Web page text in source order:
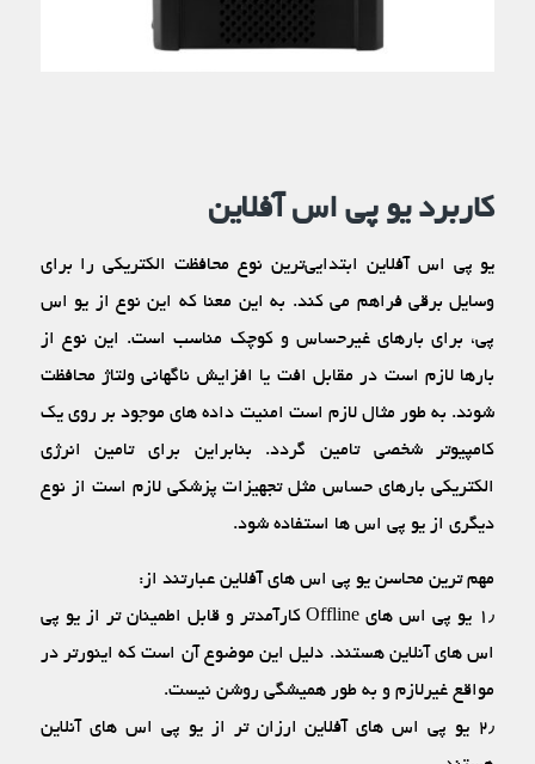
کاربرد یو پی اس آفلاین
یو پی اس آفلاین ابتدایی‌‏ترین نوع محافظت الکتریکی را برای
وسایل برقی فراهم می‏ کند. به این معنا که این نوع از یو اس
پی، برای بارهای غیرحساس و کوچک مناسب است. این نوع از
بارها لازم است در مقابل افت یا افزایش ناگهانی ولتاژ محافظت
شوند. به طور مثال لازم است امنیت داده‏ های موجود بر روی یک
کامپیوتر شخصی تامین گردد. بنابراین برای تامین انرژی
الکتریکی بارهای حساس مثل تجهیزات پزشکی لازم است از نوع
دیگری از یو پی اس ها استفاده شود.
مهم ترین محاسن یو پی اس های آفلاین عبارتند از:
۱٫ یو پی اس های Offline کارآمدتر و قابل اطمینان ‏تر از یو پی
اس های آنلاین هستند. دلیل این موضوع آن است که اینورتر در
مواقع غیرلازم و به طور همیشگی روشن نیست.
۲٫ یو پی اس های آفلاین ارزان تر از یو پی اس های آنلاین